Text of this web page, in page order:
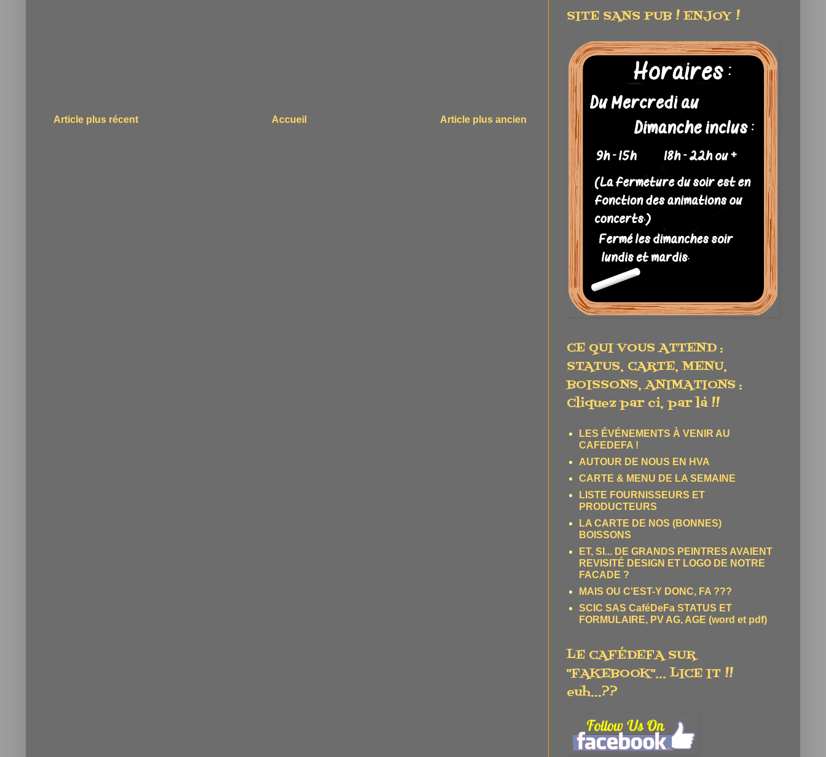
Article plus récent Article plus ancien
Accueil
SITE SANS PUB ! ENJOY !
CE QUI VOUS ATTEND :
STATUS, CARTE, MENU,
BOISSONS, ANIMATIONS :
Cliquez par ci, par là !!
LES ÉVÉNEMENTS À VENIR AU
CAFEDEFA !
AUTOUR DE NOUS EN HVA
CARTE & MENU DE LA SEMAINE
LISTE FOURNISSEURS ET
PRODUCTEURS
LA CARTE DE NOS (BONNES)
BOISSONS
ET, SI... DE GRANDS PEINTRES AVAIENT
REVISITÉ DESIGN ET LOGO DE NOTRE
FACADE ?
MAIS OU C'EST-Y DONC, FA ???
SCIC SAS CaféDeFa STATUS ET
FORMULAIRE, PV AG, AGE (word et pdf)
LE CAFÉDEFA SUR
"FAKEBOOK"... LICE IT !!
euh...??